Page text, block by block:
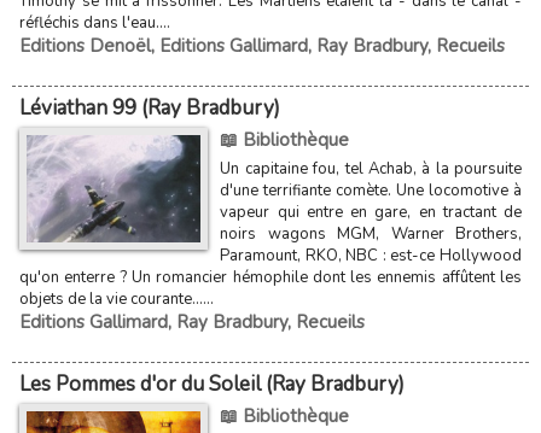
réfléchis dans l'eau....
Editions Denoël, Editions Gallimard, Ray Bradbury, Recueils
Léviathan 99 (Ray Bradbury)
📖 Bibliothèque
Un capitaine fou, tel Achab, à la poursuite
d'une terrifiante comète. Une locomotive à
vapeur qui entre en gare, en tractant de
noirs wagons MGM, Warner Brothers,
Paramount, RKO, NBC : est-ce Hollywood
qu'on enterre ? Un romancier hémophile dont les ennemis affûtent les
objets de la vie courante......
Editions Gallimard, Ray Bradbury, Recueils
Les Pommes d'or du Soleil (Ray Bradbury)
📖 Bibliothèque